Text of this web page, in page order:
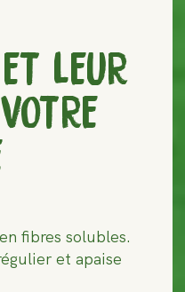
LEUR
fibres solubles.
et apaise